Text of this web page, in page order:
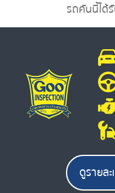
รถคันนี้ได้
ดูรายล